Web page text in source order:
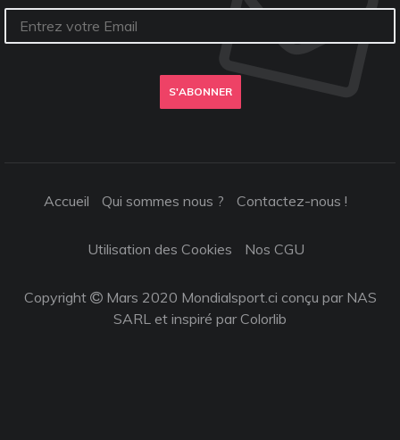
S'ABONNER
Accueil Qui sommes nous ? Contactez-nous !
Utilisation des Cookies Nos CGU
Copyright
Mars 2020 Mondialsport.ci conçu par NAS
SARL et inspiré parColorlib